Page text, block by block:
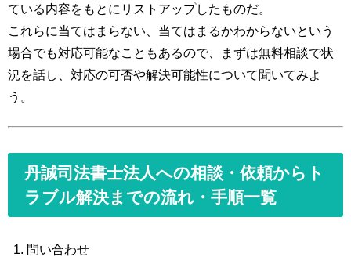
ている内容をもとにリストアップしたものだ。
これらに当てはまらない、当てはまるかわからないという
場合でも対応可能なこともあるので、まずは無料相談で状
況を話し、対応の可否や解決可能性について聞いてみよ
う。
丹誠司法書士法人への相談・依頼からト
ラブル解決までの流れ・手順一覧
問い合わせ